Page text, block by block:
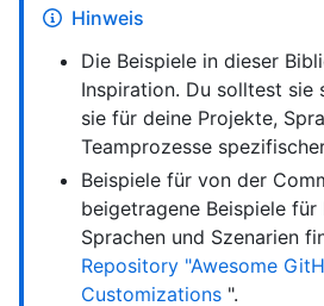
Hinweis
Die Beispiele in dieser
Inspiration. Du solltest sie
sie für deine Projekte,
Teamprozesse
Beispiele für von der
beigetragene Beispiele
Sprachen und Szenarien
Repository "Awesome
Customizations ".